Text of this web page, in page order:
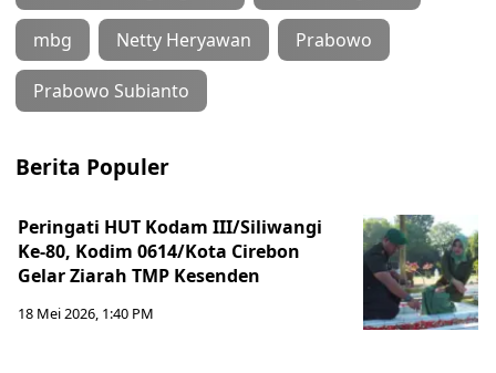
mbg Netty Heryawan Prabowo
Prabowo Subianto
Berita Populer
Peringati HUT Kodam III/Siliwangi
Ke-80, Kodim 0614/Kota Cirebon
Gelar Ziarah TMP Kesenden
18 Mei 2026, 1:40 PM